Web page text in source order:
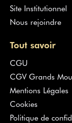
Site Institutionnel
Nous rejoindre
Tout savoir
CGU
CGV Grands
Mentions Légales
Cookies
Politique de